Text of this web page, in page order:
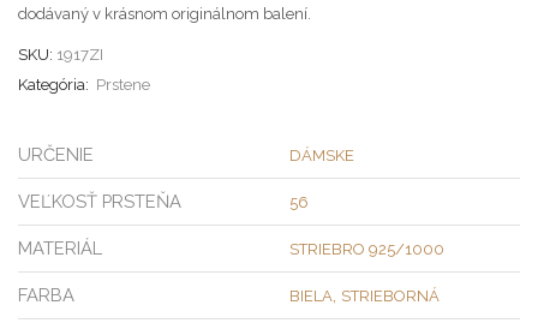
dodávaný v krásnom originálnom balení.
SKU: 1917ZI
Kategória: Prstene
URČENIE DÁMSKE
VEĽKOSŤ PRSTEŇA 56
MATERIÁL STRIEBRO 925/1000
FARBA BIELA STRIEBORNÁ